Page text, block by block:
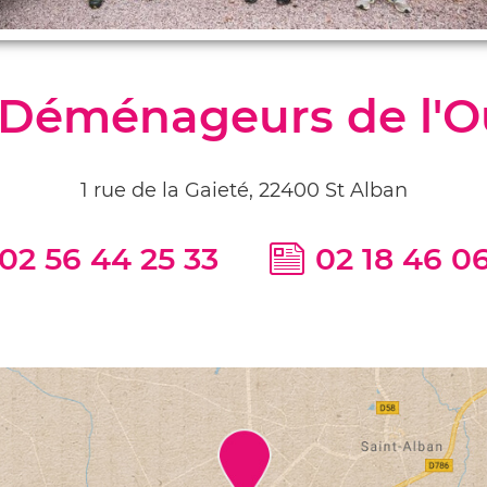
de
1 rue de la Gaieté, 22400 St Alban
56 44 25 33 02 18 46